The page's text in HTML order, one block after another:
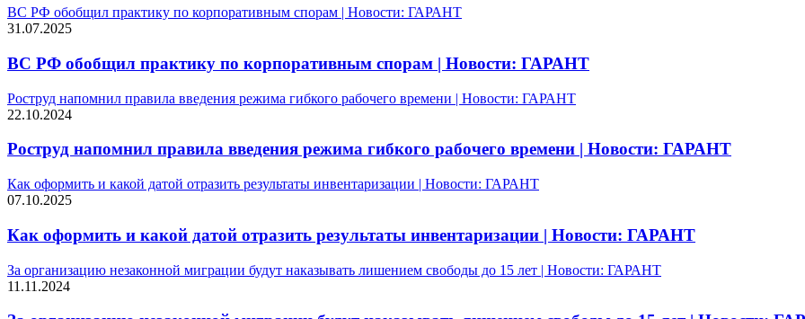
ВС РФ обобщил практику по корпоративным спорам | Новости: ГАРАНТ
31.07.2025
ВС РФ обобщил практику по корпоративным спорам | Новости: ГАРАНТ
Роструд напомнил правила введения режима гибкого рабочего времени | Новости: ГАРАНТ
22.10.2024
Роструд напомнил правила введения режима гибкого рабочего времени | Новости: ГАРАНТ
Как оформить и какой датой отразить результаты инвентаризации | Новости: ГАРАНТ
07.10.2025
Как оформить и какой датой отразить результаты инвентаризации | Новости: ГАРАНТ
За организацию незаконной миграции будут наказывать лишением свободы до 15 лет | Новости: ГАРАНТ
11.11.2024